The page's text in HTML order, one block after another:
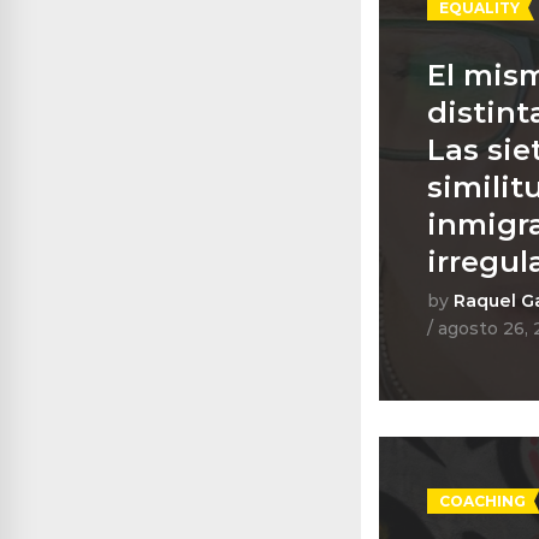
EQUALITY
El
Las
by Raquel
/ agosto 26,
El
COACHING